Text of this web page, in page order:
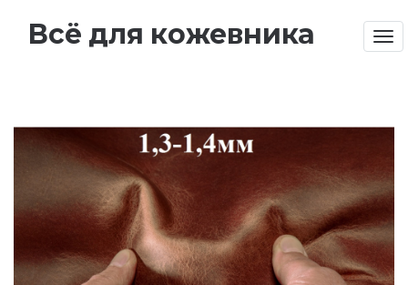
Всё для кожевника